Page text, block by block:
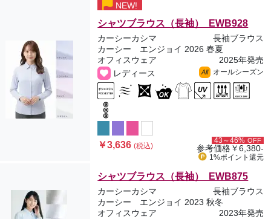
NEW!
シャツブラウス（長袖） EWB928
カーシーカシマ
長袖ブラウス
カーシー エンジョイ 2026 春夏
オフィスウェア
2025年発売
レディース
All オールシーズン
￥3,636(税込)
43～46% OFF
参考価格￥6,380-
1%ポイント 還元
シャツブラウス（長袖） EWB875
カーシーカシマ
長袖ブラウス
カーシー エンジョイ 2023 秋冬
オフィスウェア
2023年発売